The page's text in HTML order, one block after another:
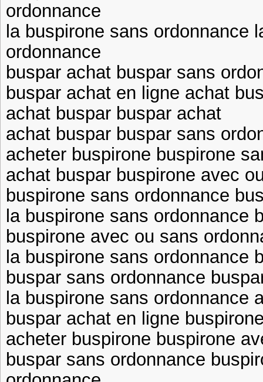
ordonnance
la buspirone sans ordonnance
ordonnance
buspar achat buspar sans
buspar achat en ligne achat
achat buspar buspar achat
achat buspar buspar sans
acheter buspirone buspirone
achat buspar buspirone avec
buspirone sans ordonnance
la buspirone sans ordonnance
buspirone avec ou sans
la buspirone sans ordonnance
buspar sans ordonnance
la buspirone sans ordonnance
buspar achat en ligne
acheter buspirone buspirone
buspar sans ordonnance